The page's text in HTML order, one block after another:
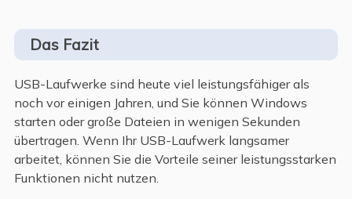
Das Fazit
USB-Laufwerke sind heute viel leistungsfähiger als
noch vor einigen Jahren, und Sie können Windows
starten oder große Dateien in wenigen Sekunden
übertragen. Wenn Ihr USB-Laufwerk langsamer
arbeitet, können Sie die Vorteile seiner leistungsstarken
Funktionen nicht nutzen.